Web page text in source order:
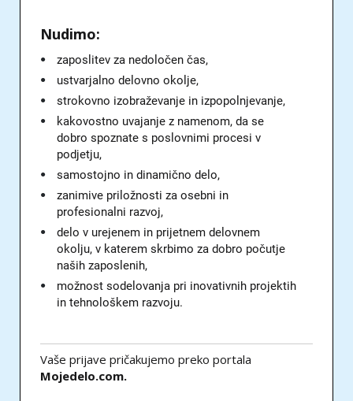
Nudimo:
zaposlitev za nedoločen čas,
ustvarjalno delovno okolje,
strokovno izobraževanje in izpopolnjevanje,
kakovostno uvajanje z namenom, da se
dobro spoznate s poslovnimi procesi v
podjetju,
samostojno in dinamično delo,
zanimive priložnosti za osebni in
profesionalni razvoj,
delo v urejenem in prijetnem delovnem
okolju, v katerem skrbimo za dobro počutje
naših zaposlenih,
možnost sodelovanja pri inovativnih projektih
in tehnološkem razvoju.
Vaše prijave pričakujemo preko portala
Mojedelo.com.